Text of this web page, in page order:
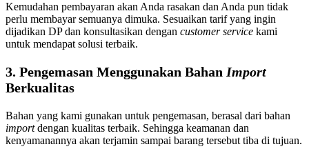
Kemudahan pembayaran akan Anda rasakan dan Anda pun tidak
perlu membayar semuanya dimuka. Sesuaikan tarif yang ingin
dijadikan DP dan konsultasikan dengan customer service kami
untuk mendapat solusi terbaik.
3. Pengemasan Menggunakan Bahan Import
Berkualitas
Bahan yang kami gunakan untuk pengemasan, berasal dari bahan
importdengan kualitas terbaik. Sehingga keamanan dan
kenyamanannya akan terjamin sampai barang tersebut tiba di tujuan.